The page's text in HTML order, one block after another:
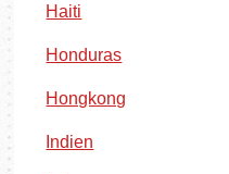
Haiti
Honduras
Hongkong
Indien